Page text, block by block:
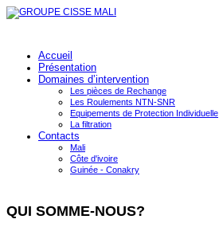
Accueil
Présentation
Domaines d’intervention
Les pièces de Rechange
Les Roulements NTN-SNR
Equipements de Protection Individuelle
La filtration
Contacts
Mali
Côte d'ivoire
Guinée - Conakry
QUI SOMME-NOUS?